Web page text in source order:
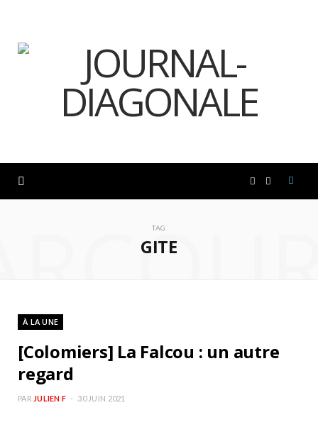
o g
TAG
GITE
À LA UNE
[Colomiers] La Falcou : un autre
regard
PAR JULIEN F 30 JUIN 2021